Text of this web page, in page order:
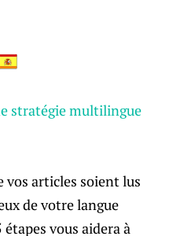
stratégie multilingue
vos articles soient lus
de votre langue
vous aidera à